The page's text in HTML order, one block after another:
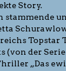
Story.
stammende
Topstar
(von der Serie
„Das